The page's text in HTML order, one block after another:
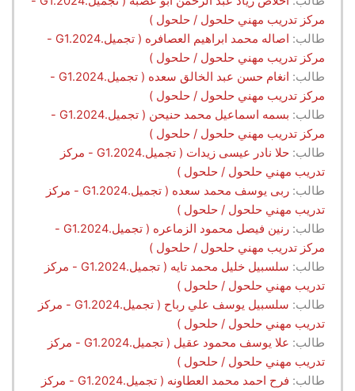
مركز تدريب مهني حلحول / حلحول )
طالب:
اصاله محمد ابراهيم العصافره ( تجميل.G1.2024 -
مركز تدريب مهني حلحول / حلحول )
طالب:
انغام حسن عبد الخالق سعده ( تجميل.G1.2024 -
مركز تدريب مهني حلحول / حلحول )
طالب:
بسمه اسماعيل محمد حنيحن ( تجميل.G1.2024 -
مركز تدريب مهني حلحول / حلحول )
طالب:
حلا نادر عيسى زيدات ( تجميل.G1.2024 - مركز
تدريب مهني حلحول / حلحول )
طالب:
ربى يوسف محمد سعده ( تجميل.G1.2024 - مركز
تدريب مهني حلحول / حلحول )
طالب:
رنين فيصل محمود الزماعره ( تجميل.G1.2024 -
مركز تدريب مهني حلحول / حلحول )
طالب:
سلسبيل خليل محمد تايه ( تجميل.G1.2024 - مركز
تدريب مهني حلحول / حلحول )
طالب:
سلسبيل يوسف علي رباح ( تجميل.G1.2024 - مركز
تدريب مهني حلحول / حلحول )
طالب:
علا يوسف محمود عقيل ( تجميل.G1.2024 - مركز
تدريب مهني حلحول / حلحول )
طالب:
فرح احمد محمد العطاونه ( تجميل.G1.2024 - مركز